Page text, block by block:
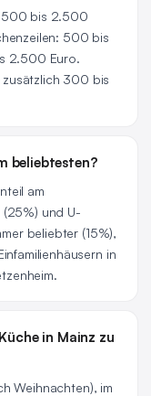
500 bis 2.500
500 bis
2.500 Euro.
zusätzlich 300 bis
beliebtesten?
am
und U-
beliebter (15%),
in
in Mainz zu
Weihnachten), im